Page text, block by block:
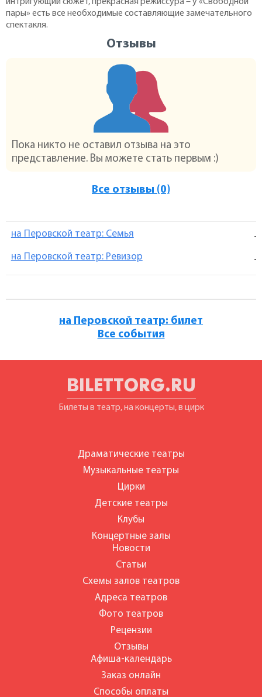
пары» есть все необходимые составляющие замечательного
спектакля.
Отзывы
Пока никто не оставил отзыва на это
представление. Вы можете стать первым :)
Все отзывы (0)
на Перовской театр: Семья .
на Перовской театр: Ревизор .
на Перовской театр: билет
Все события
BILETTORG.RU
Билеты в театр, на концерты, в цирк
Драматические театры
Музыкальные театры
Цирки
Детские театры
Клубы
Концертные залы
Новости
Статьи
Схемы залов театров
Адреса театров
Фото театров
Рецензии
Отзывы
Афиша-календарь
Заказ онлайн
Способы оплаты